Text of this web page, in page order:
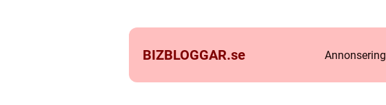
BIZBLOGGAR.se Annonsering